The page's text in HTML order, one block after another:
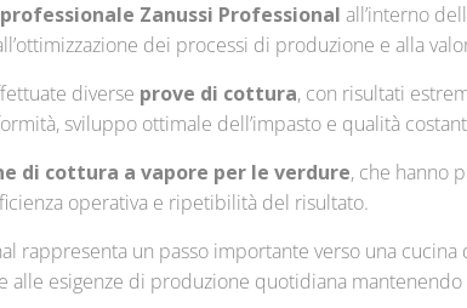
Zanussi Professional all’interno
dei processi di produzione e alla
diverse prove di cottura, con risultati
sviluppo ottimale dell’impasto e qualità
di cottura a vapore per le verdure, che hanno
operativa e ripetibilità del risultato.
rappresenta un passo importante verso una
alle esigenze di produzione quotidiana